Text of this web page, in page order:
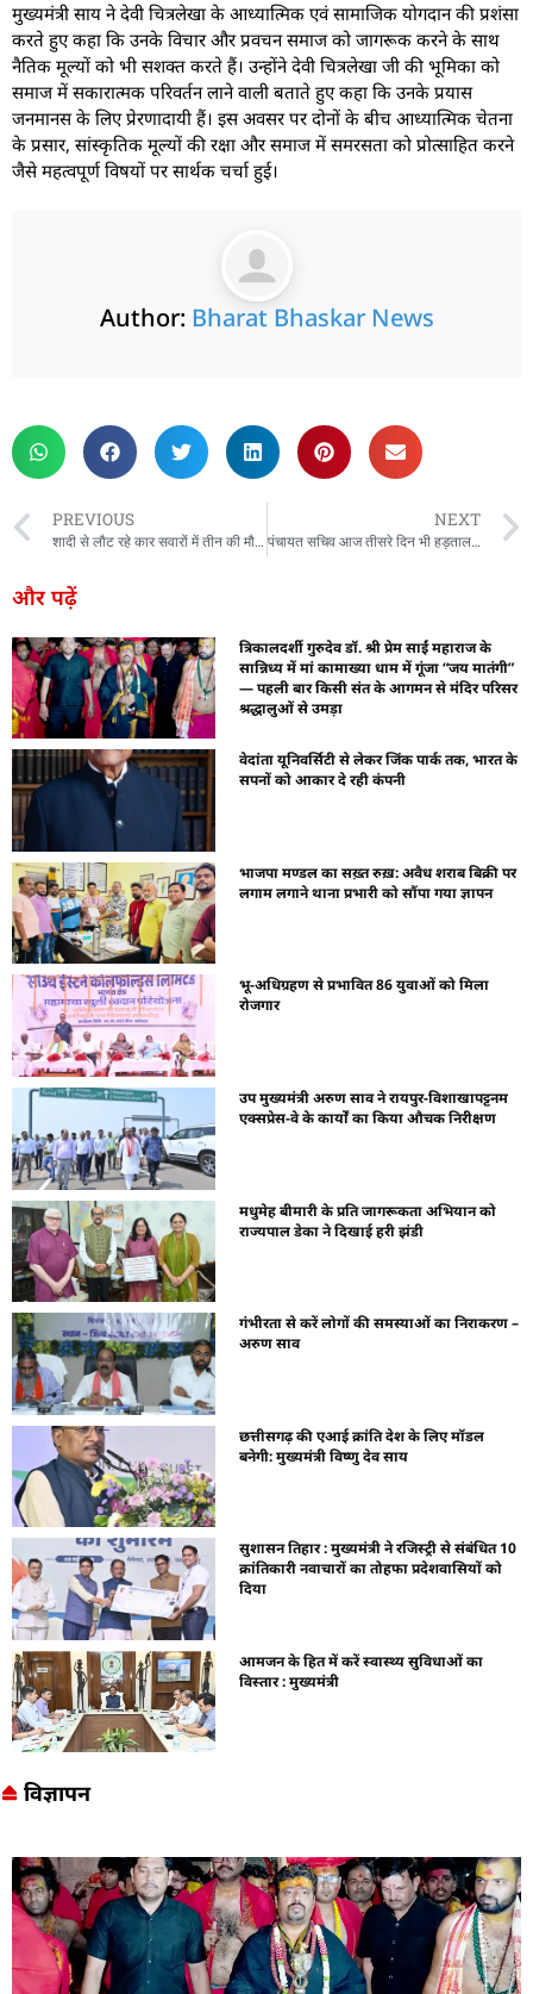
मुख्यमंत्री साय ने देवी चित्रलेखा के आध्यात्मिक एवं सामाजिक योगदान की प्रशंसा
करते हुए कहा कि उनके विचार और प्रवचन समाज को जागरूक करने के साथ
नैतिक मूल्यों को भी सशक्त करते हैं। उन्होंने देवी चित्रलेखा जी की भूमिका को
समाज में सकारात्मक परिवर्तन लाने वाली बताते हुए कहा कि उनके प्रयास
जनमानस के लिए प्रेरणादायी हैं। इस अवसर पर दोनों के बीच आध्यात्मिक चेतना
के प्रसार, सांस्कृतिक मूल्यों की रक्षा और समाज में समरसता को प्रोत्साहित करने
जैसे महत्वपूर्ण विषयों पर सार्थक चर्चा हुई।
Author: Bharat Bhaskar News
PREVIOUS
शादी से लौट रहे कार सवारों में तीन की मौत, महासमुंद में बड़ा हादसा
NEXT
पंचायत सचिव आज तीसरे दिन भी हड़ताल में- पंचायत के सभी कार्य ठप्प
और पढ़ें
त्रिकालदर्शी गुरुदेव डॉ. श्री प्रेम साईं महाराज के
सान्निध्य में मां कामाख्या धाम में गूंजा “जय मातंगी”
— पहली बार किसी संत के आगमन से मंदिर परिसर
श्रद्धालुओं से उमड़ा
वेदांता यूनिवर्सिटी से लेकर जिंक पार्क तक, भारत के
सपनों को आकार दे रही कंपनी
भाजपा मण्डल का सख़्त रुख़: अवैध शराब बिक्री पर
लगाम लगाने थाना प्रभारी को सौंपा गया ज्ञापन
भू-अधिग्रहण से प्रभावित 86 युवाओं को मिला
रोजगार
उप मुख्यमंत्री अरुण साव ने रायपुर-विशाखापट्टनम
एक्सप्रेस-वे के कार्यों का किया औचक निरीक्षण
मधुमेह बीमारी के प्रति जागरूकता अभियान को
राज्यपाल डेका ने दिखाई हरी झंडी
गंभीरता से करें लोगों की समस्याओं का निराकरण –
अरुण साव
छत्तीसगढ़ की एआई क्रांति देश के लिए मॉडल
बनेगी: मुख्यमंत्री विष्णु देव साय
सुशासन तिहार : मुख्यमंत्री ने रजिस्ट्री से संबंधित 10
क्रांतिकारी नवाचारों का तोहफा प्रदेशवासियों को
दिया
आमजन के हित में करें स्वास्थ्य सुविधाओं का
विस्तार : मुख्यमंत्री
विज्ञापन